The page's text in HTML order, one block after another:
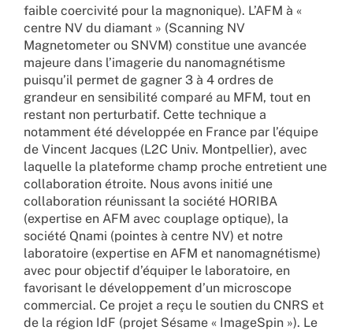
faible coercivité pour la magnonique). L’AFM à «
centre NV du diamant » (Scanning NV
Magnetometer ou SNVM) constitue une avancée
majeure dans l’imagerie du nanomagnétisme
puisqu’il permet de gagner 3 à 4 ordres de
grandeur en sensibilité comparé au MFM, tout en
restant non perturbatif. Cette technique a
notamment été développée en France par l’équipe
de Vincent Jacques (L2C Univ. Montpellier), avec
laquelle la plateforme champ proche entretient une
collaboration étroite. Nous avons initié une
collaboration réunissant la société HORIBA
(expertise en AFM avec couplage optique), la
société Qnami (pointes à centre NV) et notre
laboratoire (expertise en AFM et nanomagnétisme)
avec pour objectif d’équiper le laboratoire, en
favorisant le développement d’un microscope
commercial. Ce projet a reçu le soutien du CNRS et
de la région IdF (projet Sésame « ImageSpin »). Le